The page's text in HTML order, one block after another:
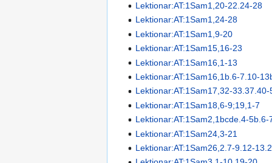
Lektionar:AT:1Sam1,20-22.24-28
Lektionar:AT:1Sam1,24-28
Lektionar:AT:1Sam1,9-20
Lektionar:AT:1Sam15,16-23
Lektionar:AT:1Sam16,1-13
Lektionar:AT:1Sam16,1b.6-7.10-
Lektionar:AT:1Sam17,32-33.37.40-
Lektionar:AT:1Sam18,6-9;19,1-7
Lektionar:AT:1Sam2,1bcde.4-5b.6-
Lektionar:AT:1Sam24,3-21
Lektionar:AT:1Sam26,2.7-9.12-